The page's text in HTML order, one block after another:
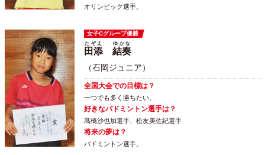
オリンピック選手。
女子Cグループ優勝
田添
たぞえ
結奏
ゆかな
（石岡ジュニア）
全国大会での目標は？
一つでも多く勝ちたい。
好きなバドミントン選手は？
髙橋沙也加選手、松友美佐紀選手
将来の夢は？
バドミントン選手。